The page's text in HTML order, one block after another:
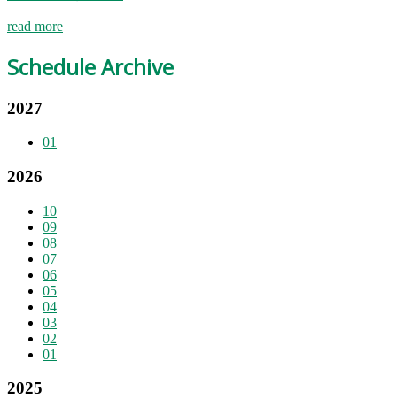
read more
Schedule Archive
2027
01
2026
10
09
08
07
06
05
04
03
02
01
2025